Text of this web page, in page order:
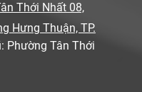
Thới Nhất 08,
Hưng Thuận, TP.
Phường Tân Thới